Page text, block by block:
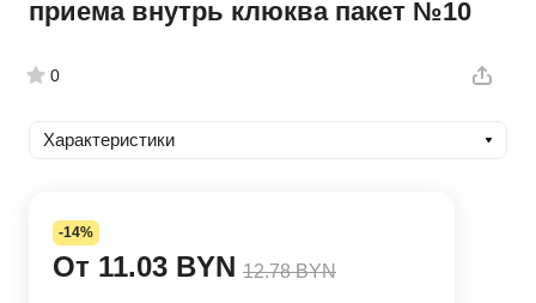
приема внутрь клюква пакет №10
0
Характеристики
-14%
От 11.03 BYN 12.78 BYN